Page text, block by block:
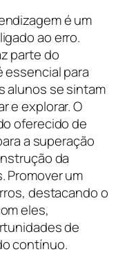
é um
ao erro.
parte do
essencial para
alunos se sintam
e explorar. O
oferecido de
a superação
da
Promover um
destacando o
eles,
de
contínuo.